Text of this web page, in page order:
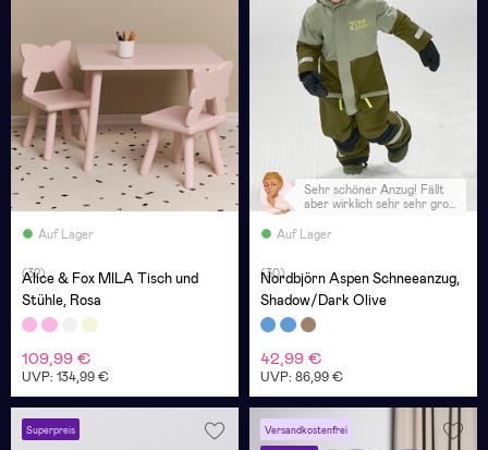
Auf Lager
(32)
Alice & Fox MILA Tisch und
Stühle, Rosa
109,99 €
UVP: 134,99 €
Auf Lager
Sehr schöner Anzug! Fällt
aber wirklich sehr sehr groß
(30)
Nordbjörn Aspen Schneeanzug,
Shadow/Dark Olive
42,99 €
UVP: 86,99 €
Superpreis Versandkostenfrei